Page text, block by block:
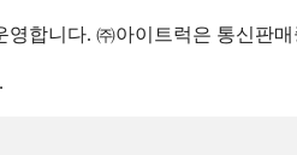
합니다. ㈜아이트럭은 통신판